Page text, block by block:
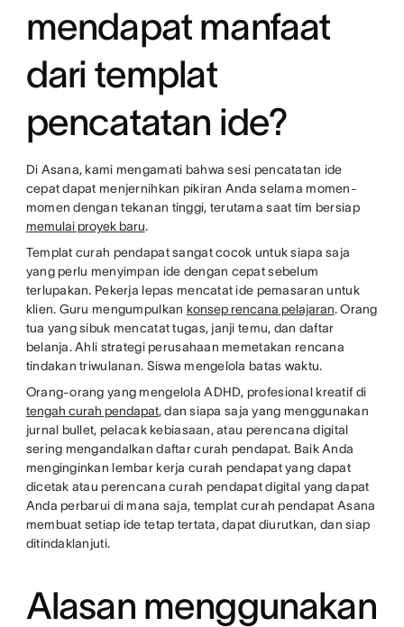
mendapat manfaat
dari templat
pencatatan ide?
Di Asana, kami mengamati bahwa sesi pencatatan ide
cepat dapat menjernihkan pikiran Anda selama momen-
momen dengan tekanan tinggi, terutama saat tim bersiap
memulai proyek baru.
Templat curah pendapat sangat cocok untuk siapa saja
yang perlu menyimpan ide dengan cepat sebelum
terlupakan. Pekerja lepas mencatat ide pemasaran untuk
klien. Guru mengumpulkan konsep rencana pelajaran. Orang
tua yang sibuk mencatat tugas, janji temu, dan daftar
belanja. Ahli strategi perusahaan memetakan rencana
tindakan triwulanan. Siswa mengelola batas waktu.
Orang-orang yang mengelola ADHD, profesional kreatif di
tengah curah pendapat, dan siapa saja yang menggunakan
jurnal bullet, pelacak kebiasaan, atau perencana digital
sering mengandalkan daftar curah pendapat. Baik Anda
menginginkan lembar kerja curah pendapat yang dapat
dicetak atau perencana curah pendapat digital yang dapat
Anda perbarui di mana saja, templat curah pendapat Asana
membuat setiap ide tetap tertata, dapat diurutkan, dan siap
ditindaklanjuti.
Alasan menggunakan